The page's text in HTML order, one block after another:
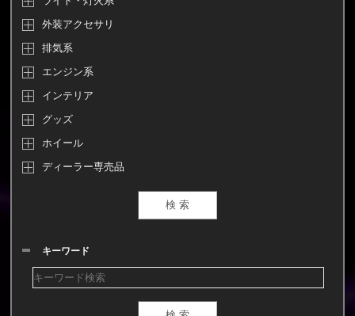
外装アクセサリ
排気系
エンジン系
インテリア
グッズ
ホイール
ディーラー専売品
キーワード